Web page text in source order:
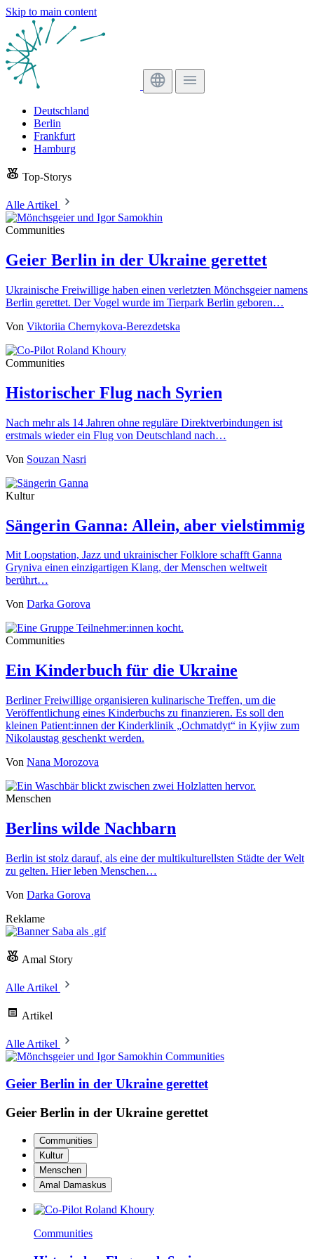
Skip to main content
Deutschland
Berlin
Frankfurt
Hamburg
Top-Storys
Alle Artikel
Communities
Geier Berlin in der Ukraine gerettet
Ukrainische Freiwillige haben einen verletzten Mönchsgeier namens
Berlin gerettet. Der Vogel wurde im Tierpark Berlin geboren…
Von Viktoriia Chernykova-Berezdetska
Communities
Historischer Flug nach Syrien
Nach mehr als 14 Jahren ohne reguläre Direktverbindungen ist
erstmals wieder ein Flug von Deutschland nach…
Von Souzan Nasri
Kultur
Sängerin Ganna: Allein, aber vielstimmig
Mit Loopstation, Jazz und ukrainischer Folklore schafft Ganna
Gryniva einen einzigartigen Klang, der Menschen weltweit
berührt…
Von Darka Gorova
Communities
Ein Kinderbuch für die Ukraine
Berliner Freiwillige organisieren kulinarische Treffen, um die
Veröffentlichung eines Kinderbuchs zu finanzieren. Es soll den
kleinen Patient:innen der Kinderklinik „Ochmatdyt“ in Kyjiw zum
Nikolaustag geschenkt werden.
Von Nana Morozova
Menschen
Berlins wilde Nachbarn
Berlin ist stolz darauf, als eine der multikulturellsten Städte der Welt
zu gelten. Hier leben Menschen…
Von Darka Gorova
Reklame
Amal Story
Alle Artikel
Artikel
Alle Artikel
Communities
Geier Berlin in der Ukraine gerettet
Geier Berlin in der Ukraine gerettet
Communities
Kultur
Menschen
Amal Damaskus
Communities